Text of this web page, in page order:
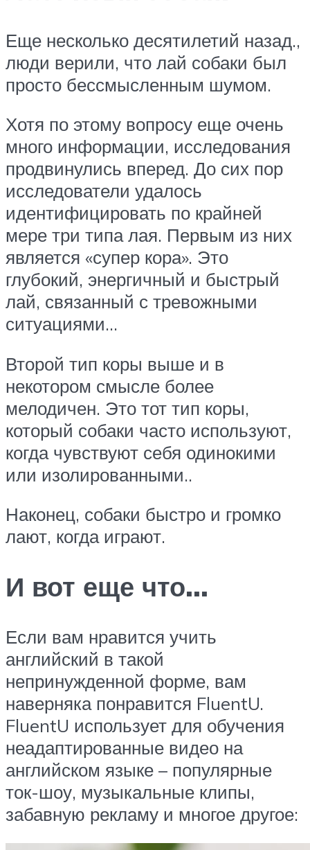
Еще несколько десятилетий назад.,
люди верили, что лай собаки был
просто бессмысленным шумом.
Хотя по этому вопросу еще очень
много информации, исследования
продвинулись вперед. До сих пор
исследователи удалось
идентифицировать по крайней
мере три типа лая. Первым из них
является «супер кора». Это
глубокий, энергичный и быстрый
лай, связанный с тревожными
ситуациями…
Второй тип коры выше и в
некотором смысле более
мелодичен. Это тот тип коры,
который собаки часто используют,
когда чувствуют себя одинокими
или изолированными..
Наконец, собаки быстро и громко
лают, когда играют.
И вот еще что…
Если вам нравится учить
английский в такой
непринужденной форме, вам
наверняка понравится FluentU.
FluentU использует для обучения
неадаптированные видео на
английском языке – популярные
ток-шоу, музыкальные клипы,
забавную рекламу и многое другое: